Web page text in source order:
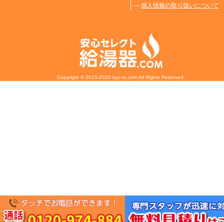
― 個人情報の取り扱いについて
Copyright © 2015-2020 kyu-to.com All Rights Reserved.